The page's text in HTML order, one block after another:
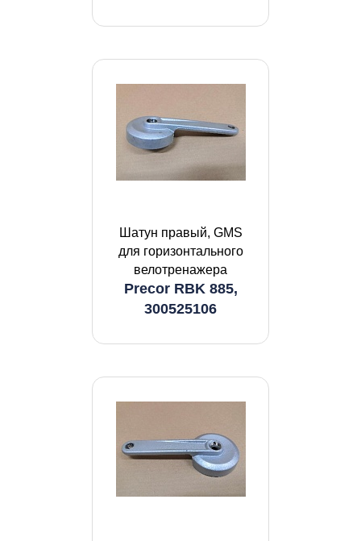
Шатун правый, GMS
для горизонтального
велотренажера
Precor RBK 885,
300525106